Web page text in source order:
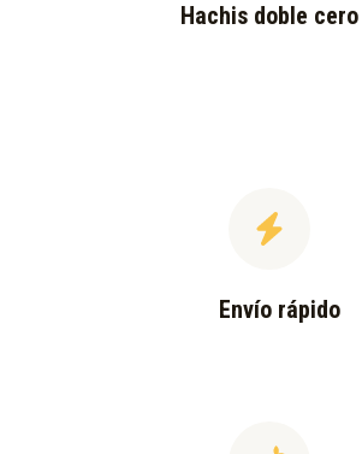
Hachis doble cero
Envío rápido